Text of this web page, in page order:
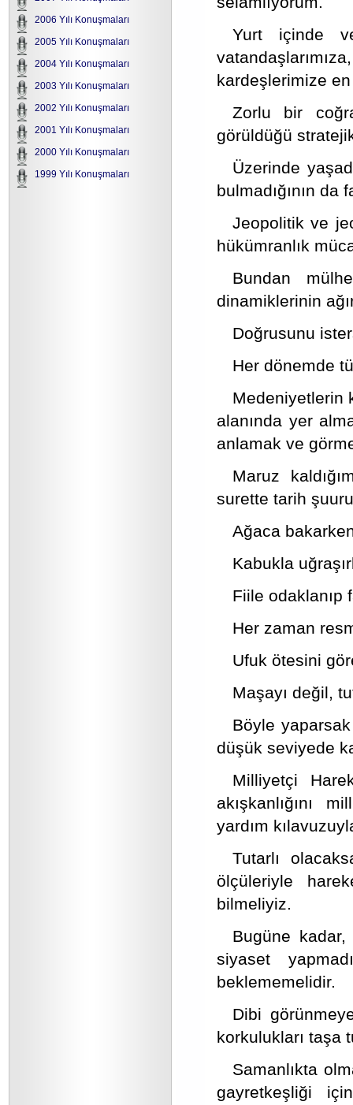
2006 Yılı Konuşmaları
2005 Yılı Konuşmaları
2004 Yılı Konuşmaları
2003 Yılı Konuşmaları
2002 Yılı Konuşmaları
2001 Yılı Konuşmaları
2000 Yılı Konuşmaları
1999 Yılı Konuşmaları
Yurt içinde
kardeşlerimize
Zorlu bir
görüldüğü
Üzerinde
bulmadığının da
Jeopolitik ve
hükümranlık
Bundan
dinamiklerinin
Doğrusunu
Her dönemde
Medeniyetlerin
alanında yer
anlamak ve
Maruz
surette tarih
Ağaca
Kabukla
Fiile odaklanıp
Her zaman
Ufuk ötesini
Maşayı değil,
Böyle
düşük seviyede
Milliyetçi
akışkanlığını
yardım
Tutarlı
ölçüleriyle
bilmeliyiz.
Bugüne kadar,
siyaset
beklememelidir.
Dibi
korkulukları taşa
Samanlıkta
gayretkeşliği